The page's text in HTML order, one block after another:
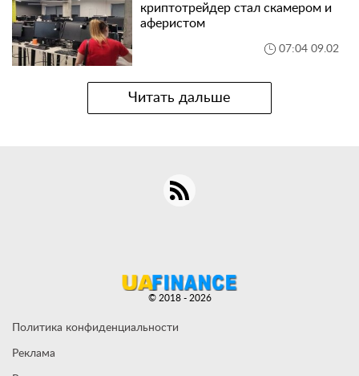
криптотрейдер стал скамером и
аферистом
07:04 09.02
Читать дальше
Политика конфиденциальности
Реклама
© 2018 - 2026